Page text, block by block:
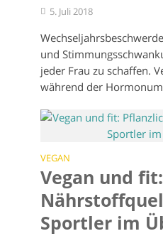
5. Juli 2018
und
jeder Frau zu schaffen.
während der
VEGAN
Vegan und
Sportler im